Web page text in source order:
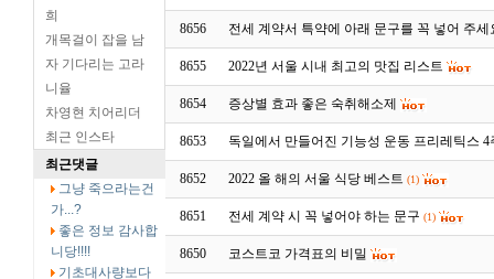
희
개목걸이 잡을 남
자 기다리는 고라
니율
차영현 치어리더
최근 인스타
최근댓글
그냥 죽으라는건
가...?
좋은 정보 감사합
니당!!!!
기초대사량보다
8656 전세 계약서 특약에 아래 문구를 꼭 넣어 주세
8655 2022년 서울 시내 최고의 맛집 리스트
8654 증상별 효과 좋은 숙취해소제
8653 독일에서 만들어진 기능성 운동 프리레틱스 4
8652 2022 올 해의 서울 식당 베스트 (1)
8651 전세 계약 시 꼭 넣어야 하는 문구 (1)
8650 코스트코 가격표의 비밀